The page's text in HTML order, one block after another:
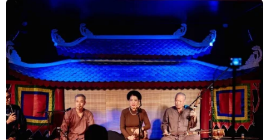
Hà Nội: Triệt phá 4 ổ nhóm khai thác cát
trái phép trên sông Hồng
09/06/2020 09:53
Phòng Cảnh sát hình sự Công an Hà Nội đã mở chuyên